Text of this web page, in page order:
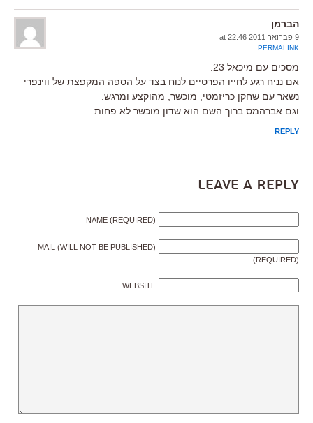
הברמן
9 פברואר 2011 at 22:46
PERMALINK
מסכים עם מיכאל 23.
אם נניח רגע לחייו הפרטיים לנוח בצד על הספה המקפצת של ווינפרי
נשאר עם שחקן כריזמטי, מוכשר, מהוקצע ומרגש.
וגם אברהמס ברוך השם הוא שדון מוכשר לא פחות.
REPLY
Leave a Reply
NAME (REQUIRED)
MAIL (WILL NOT BE PUBLISHED)
(REQUIRED)
WEBSITE